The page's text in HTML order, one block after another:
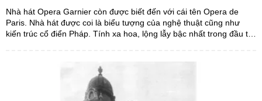
Nhà hát Opera Garnier còn được biết đến với cái tên Opera de
Paris. Nhà hát được coi là biểu tượng của nghệ thuật cũng như
kiến trúc cổ điển Pháp. Tính xa hoa, lộng lẫy bậc nhất trong đầu tư